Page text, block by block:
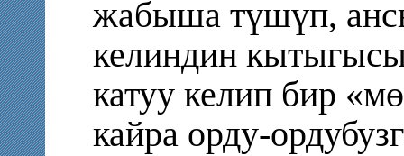
жабыша түшүп,
келиндин
катуу келип бир
кайра орду-